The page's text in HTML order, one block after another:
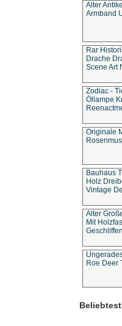
Alter
Armband
Rar
Drache
Scene Art
Zodiac -
Öllampe
Originale
Bauhaus
Holz
Vintage
Alter
Mit
Roe Deer